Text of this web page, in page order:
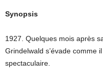
Synopsis
1927. Quelques mois après
Grindelwald s’évade comme
spectaculaire.